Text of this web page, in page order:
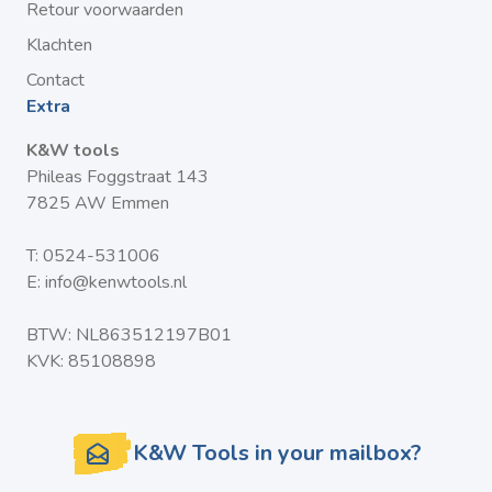
enthousiaste doe-het-zelver, met deze schroeven
bereikt u altijd een perfect resultaat.
Kies voor kwaliteit en betrouwbaarheid met onze RVS
Vlonderschroeven en maak van uw buitenproject een
van een professionele afwerking!
Retour voorwaarden
Klachten
Contact
Extra
K&W tools
Phileas Foggstraat 143
7825 AW Emmen
T: 0524-531006
E: info@kenwtools.nl
BTW: NL863512197B01
KVK: 85108898
K&W Tools in your mailbox?